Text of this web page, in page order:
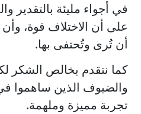
في أجواء مليئة بالتقدير
على أن الاختلاف قوة،
أن تُرى وتُحتفى بها.
كما نتقدم بخالص الشكر
والضيوف الذين ساهموا
تجربة مميزة وملهمة.